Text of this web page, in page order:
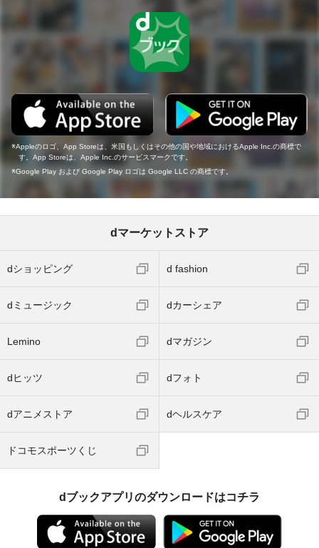
Appleのロゴ、App Storeは、米国もしくはその他の国や地域におけるApple Inc.の商標で
す。App Storeは、Apple Inc.のサービスマークです。
Google Play および Google Play ロゴは Google LLC の商標です。
dマーケットストア
dショッピング d fashion
dミュージック dカーシェア
Lemino dマガジン
dヒッツ dフォト
dアニメストア dヘルスケア
ドコモスポーツくじ
dブックアプリのダウンロードはコチラ